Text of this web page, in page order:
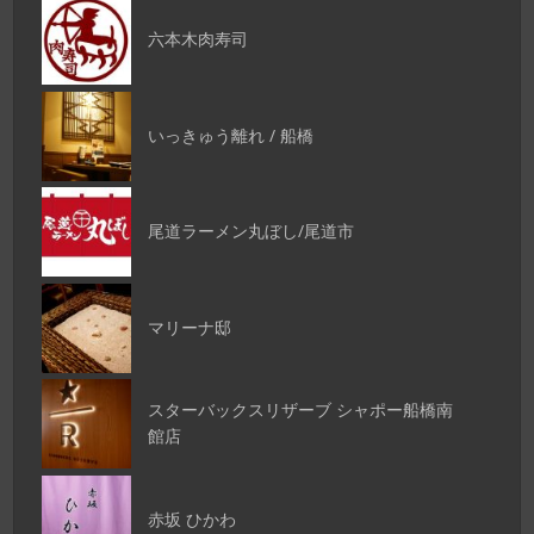
六本木肉寿司
いっきゅう離れ / 船橋
尾道ラーメン丸ぼし/尾道市
マリーナ邸
スターバックスリザーブ シャポー船橋南
館店
赤坂 ひかわ